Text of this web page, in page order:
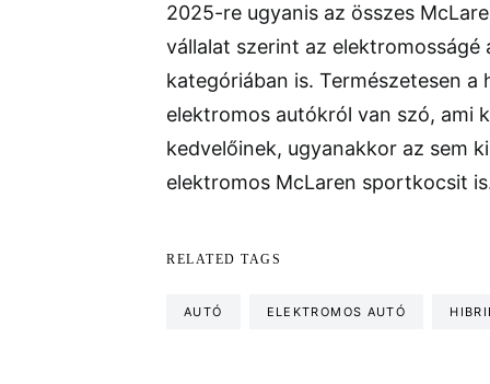
2025-re ugyanis az összes
vállalat szerint az
kategóriában is. Természetesen
elektromos autókról van szó, ami
kedvelőinek, ugyanakkor az sem
elektromos McLaren sportkocsit
RELATED TAGS
AUTÓ ELEKTROMOS AUTÓ